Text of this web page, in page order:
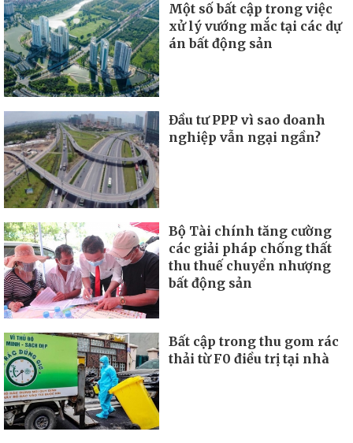
Một số bất cập trong việc
xử lý vướng mắc tại các dự
án bất động sản
Đầu tư PPP vì sao doanh
nghiệp vẫn ngại ngần?
Bộ Tài chính tăng cường
các giải pháp chống thất
thu thuế chuyển nhượng
bất động sản
Bất cập trong thu gom rác
thải từ F0 điều trị tại nhà